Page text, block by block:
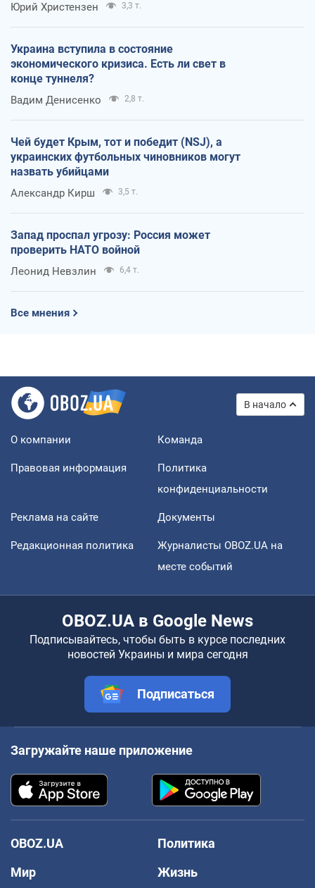
Юрий Христензен 3,3 т.
Украина вступила в состояние
экономического кризиса. Есть ли свет в
конце туннеля?
Вадим Денисенко 2,8 т.
Чей будет Крым, тот и победит (NSJ), а
украинских футбольных чиновников могут
назвать убийцами
Александр Кирш 3,5 т.
Запад проспал угрозу: Россия может
проверить НАТО войной
Леонид Невзлин 6,4 т.
Все мнения
В начало
О компании Команда
Правовая информация
Политика
конфиденциальности
Реклама на сайте Документы
Редакционная политика
Журналисты OBOZ.UA на
месте событий
OBOZ.UA в Google News
Подписывайтесь, чтобы быть в курсе последних
новостей Украины и мира сегодня
Подписаться
Загружайте наше приложение
OBOZ.UA
Политика
Мир
Жизнь